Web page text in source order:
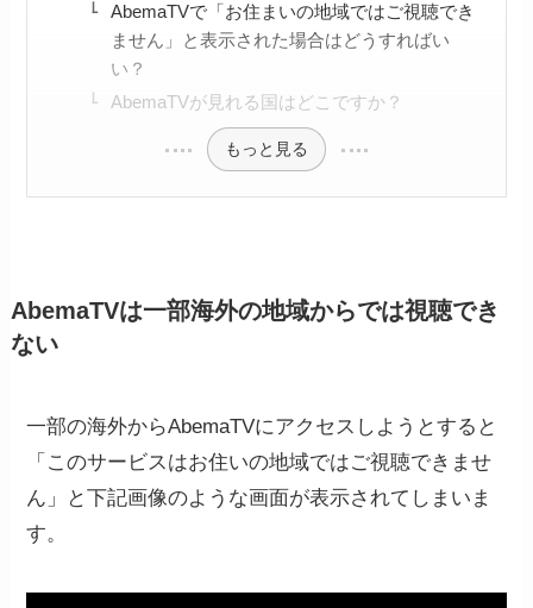
AbemaTVで「お住まいの地域ではご視聴でき
ません」と表示された場合はどうすればい
い？
AbemaTVが見れる国はどこですか？
もっと見る
AbemaTVは一部海外の地域からでは視聴でき
ない
一部の海外からAbemaTVにアクセスしようとすると
「このサービスはお住いの地域ではご視聴できませ
ん」と下記画像のような画面が表示されてしまいま
す。